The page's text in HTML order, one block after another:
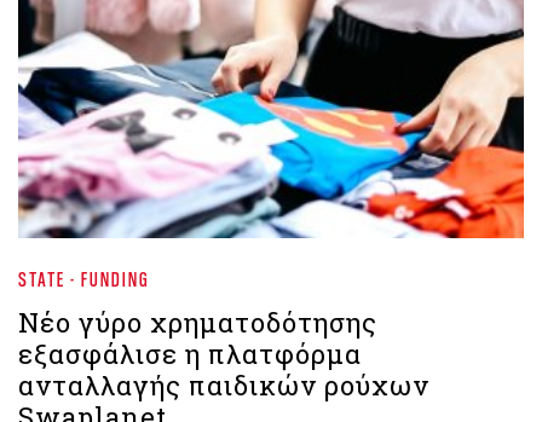
STATE - FUNDING
Νέο γύρο χρηματοδότησης
εξασφάλισε η πλατφόρμα
ανταλλαγής παιδικών ρούχων